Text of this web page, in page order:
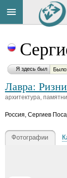
Я здесь был
Лавра:
архитектура,
Россия, Сергиев
Фотографии
на
сайте: